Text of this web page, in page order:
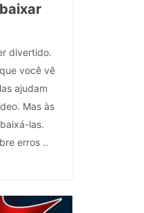
divertido.
você vê
ajudam
Mas às
las.
erros ..